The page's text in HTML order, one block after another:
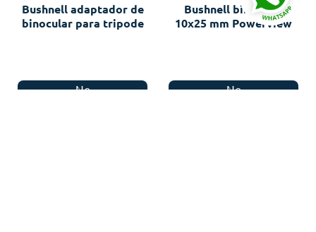
Bushnell adaptador de
binocular para tripode
No
Bushnell binocular
10x25 mm Powerview
No